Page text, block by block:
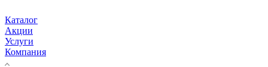
Каталог
Акции
Услуги
Компания